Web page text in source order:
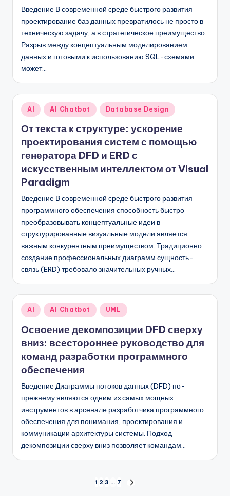
Введение В современной среде быстрого развития
проектирование баз данных превратилось не просто в
техническую задачу, а в стратегическое преимущество.
Разрыв между концептуальным моделированием
данных и готовыми к использованию SQL-схемами
может…
Опубликовано
AI AI Chatbot Database Design
От текста к структуре: ускорение
проектирования систем с помощью
генератора DFD и ERD с
искусственным интеллектом от Visual
Paradigm
Введение В современной среде быстрого развития
программного обеспечения способность быстро
преобразовывать концептуальные идеи в
структурированные визуальные модели является
важным конкурентным преимуществом. Традиционно
создание профессиональных диаграмм сущность-
связь (ERD) требовало значительных ручных…
Опубликовано
AI AI Chatbot UML
Освоение декомпозиции DFD сверху
вниз: всестороннее руководство для
команд разработки программного
обеспечения
Введение Диаграммы потоков данных (DFD) по-
прежнему являются одним из самых мощных
инструментов в арсенале разработчика программного
обеспечения для понимания, проектирования и
коммуникации архитектуры системы. Подход
декомпозиции сверху вниз позволяет командам…
1 2 3 … 7